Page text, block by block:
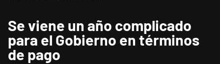
Se viene un año complicado
para el Gobierno en términos
de pago